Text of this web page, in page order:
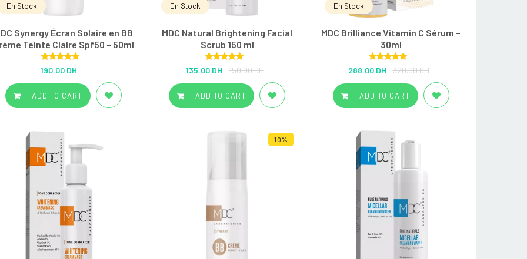
En Stock
Synergy Écran Solaire en BB
Teinte Claire Spf50 – 50ml
out of 5
190.00 DH
ADD TO CART
En Stock
MDC Natural Brightening Facial
Scrub 150 ml
Rated5.00
out of 5
135.00 DH 150.00 DH
ADD TO CART
En Stock
MDC Brilliance Vitamin C Sérum –
30ml
Rated5.00
out of 5
288.00 DH 320.00 DH
ADD TO CART
10%